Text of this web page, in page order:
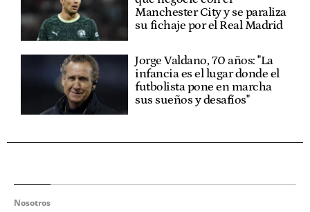
Manchester City y se paraliza
su fichaje por el Real Madrid
Jorge Valdano, 70 años: "La
infancia es el lugar donde el
futbolista pone en marcha
sus sueños y desafíos"
Nosotros